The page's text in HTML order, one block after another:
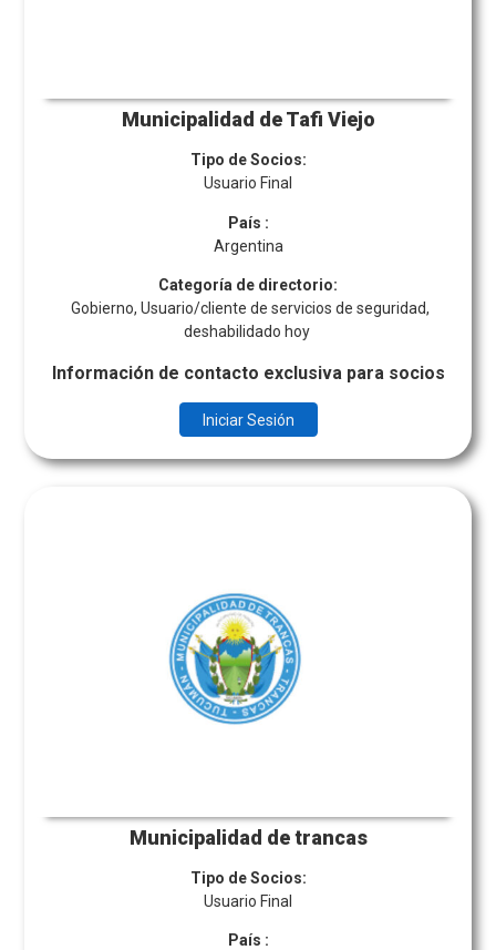
Municipalidad de Tafi Viejo
Tipo de Socios:
Usuario Final
País :
Argentina
Categoría de directorio:
Gobierno, Usuario/cliente de servicios de seguridad,
deshabilidado hoy
Información de contacto exclusiva para socios
Iniciar Sesión
Municipalidad de trancas
Tipo de Socios:
Usuario Final
País :